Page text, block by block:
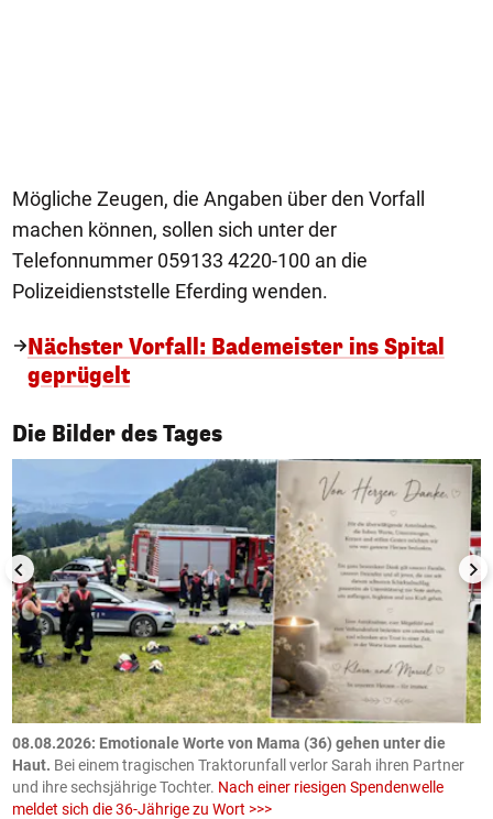
Mögliche Zeugen, die Angaben über den Vorfall
machen können, sollen sich unter der
Telefonnummer 059133 4220-100 an die
Polizeidienststelle Eferding wenden.
Nächster Vorfall: Bademeister ins Spital
geprügelt
Die Bilder des Tages
1/50
08.08.2026: Emotionale Worte von Mama (36) gehen unter die
Haut. Bei einem tragischen Traktorunfall verlor Sarah ihren Partner
und ihre sechsjährige Tochter. Nach einer riesigen Spendenwelle
meldet sich die 36-Jährige zu Wort >>>